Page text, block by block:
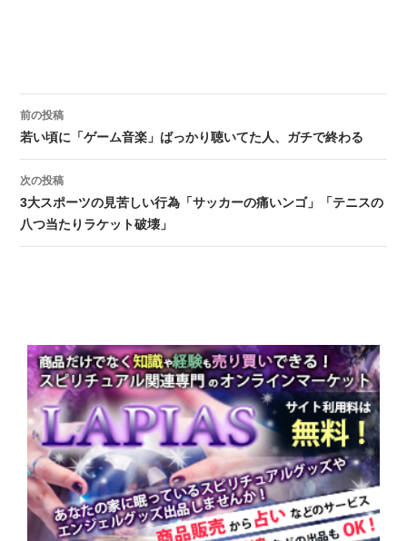
投稿ナビゲーション
前の投稿
若い頃に「ゲーム音楽」ばっかり聴いてた人、ガチで終わる
次の投稿
3大スポーツの見苦しい行為「サッカーの痛いンゴ」「テニスの
八つ当たりラケット破壊」